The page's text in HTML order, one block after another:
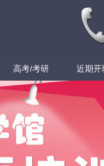
高考/考研 近期开